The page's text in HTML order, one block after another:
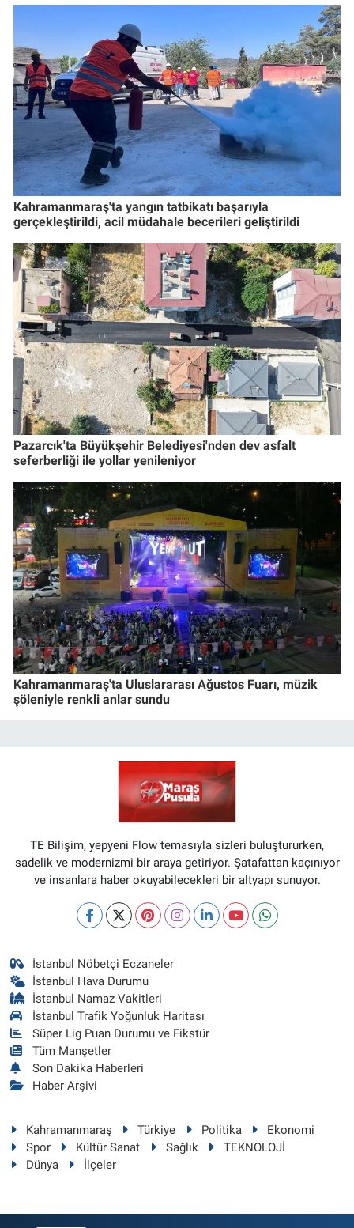
Kahramanmaraş'ta yangın tatbikatı başarıyla
gerçekleştirildi, acil müdahale becerileri geliştirildi
Pazarcık'ta Büyükşehir Belediyesi'nden dev asfalt
seferberliği ile yollar yenileniyor
Kahramanmaraş'ta Uluslararası Ağustos Fuarı, müzik
şöleniyle renkli anlar sundu
TE Bilişim, yepyeni Flow temasıyla sizleri buluştururken,
sadelik ve modernizmi bir araya getiriyor. Şatafattan kaçınıyor
ve insanlara haber okuyabilecekleri bir altyapı sunuyor.
İstanbul Nöbetçi Eczaneler
İstanbul Hava Durumu
İstanbul Namaz Vakitleri
İstanbul Trafik Yoğunluk Haritası
Süper Lig Puan Durumu ve Fikstür
Tüm Manşetler
Son Dakika Haberleri
Haber Arşivi
Kahramanmaraş Türkiye Politika
Ekonomi
Spor
Kültür Sanat Sağlık
TEKNOLOJİ
Dünya
İlçeler